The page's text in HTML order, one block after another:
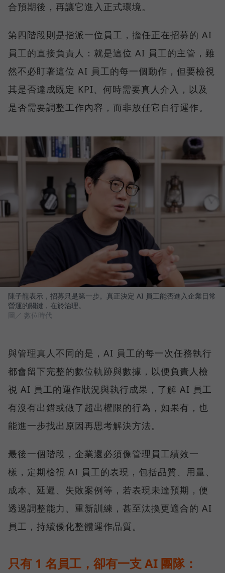
合預期後，再讓它進入正式環境。
第四階段則是指派一位員工，擔任正在招募的 AI
員工的直接負責人：就是這位 AI 員工的主管，雖
然不必盯著這位 AI 員工的每一個動作，但要檢視
其是否達成既定 KPI、何時需要真人介入，以及
是否需要調整工作內容，而非放任它自行運作。
陳子龍表示，招募只是第一步。真正決定 AI 員工能否進入企業日常
營運的關鍵，在於治理。
圖／ 數位時代
與管理真人不同的是，AI 員工的每一次任務執行
都會留下完整的數位軌跡與數據，以便負責人檢
視 AI 員工的運作狀況與執行成果，了解 AI 員工
有沒有出錯或做了超出權限的行為，如果有，也
能進一步找出原因再思考解決方法。
最後一個階段，企業還必須像管理員工績效一
樣，定期檢視 AI 員工的表現，包括品質、用量、
成本、延遲、失敗案例等，若表現未達預期，便
透過調整能力、重新訓練，甚至汰換更適合的 AI
員工，持續優化整體運作品質。
只有 1 名員工，卻有一支 AI 團隊：